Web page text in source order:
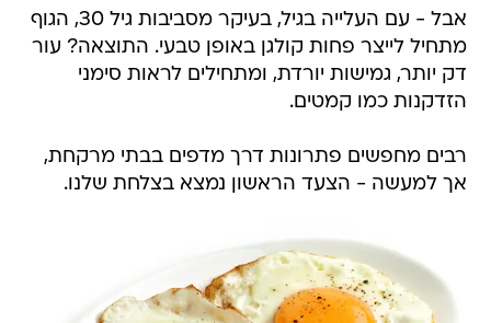
אבל - עם העלייה בגיל, בעיקר מסביבות גיל 30, הגוף
מתחיל לייצר פחות קולגן באופן טבעי. התוצאה? עור
דק יותר, גמישות יורדת, ומתחילים לראות סימני
הזדקנות כמו קמטים.
רבים מחפשים פתרונות דרך מדפים בבתי מרקחת,
אך למעשה - הצעד הראשון נמצא בצלחת שלנו.